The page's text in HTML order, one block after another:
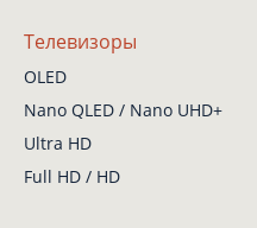
Телевизоры
OLED
Nano QLED / Nano UHD+
Ultra HD
Full HD / HD